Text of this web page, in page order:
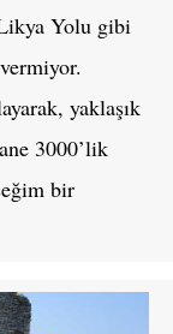
Yolu gibi
yaklaşık
3000’lik
bir